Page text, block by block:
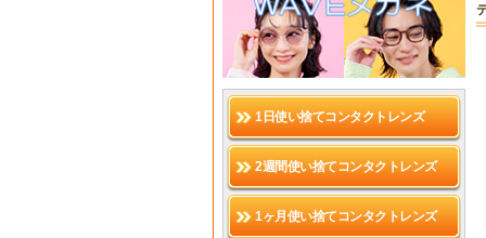
1日使い捨てコンタクトレンズ
2週間使い捨てコンタクトレンズ
1ヶ月使い捨てコンタクトレンズ